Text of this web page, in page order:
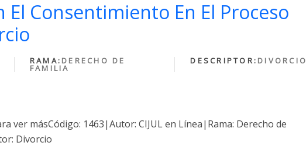
El Consentimiento En El Proceso
RAMA: DERECHO DE
FAMILIA
DESCRIPTOR: DIVORCIO
ver másCódigo: 1463|Autor: CIJUL en Línea|Rama: Derecho de
Divorcio